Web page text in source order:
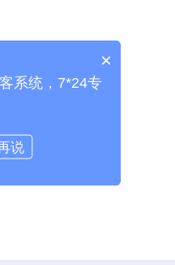
×
系统，7*24专
说